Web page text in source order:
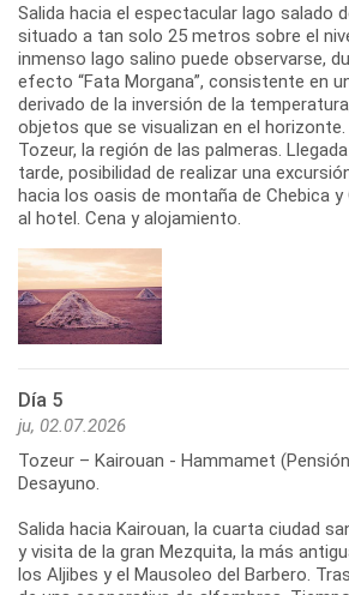
Salida hacia el espectacular lago salado
situado a tan solo 25 metros sobre el
inmenso lago salino puede observarse,
efecto “Fata Morgana”, consistente en
derivado de la inversión de la
objetos que se visualizan en el
Tozeur, la región de las palmeras.
tarde, posibilidad de realizar una
hacia los oasis de montaña de Chebica y
al hotel. Cena y alojamiento.
Día 5
ju, 02.07.2026
Tozeur – Kairouan - Hammamet
Desayuno.
Salida hacia Kairouan, la cuarta ciudad
y visita de la gran Mezquita, la más
los Aljibes y el Mausoleo del Barbero.